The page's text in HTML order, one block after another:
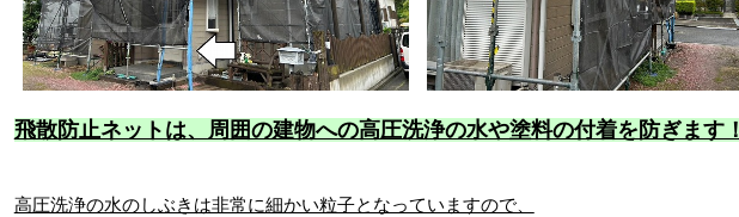
飛散防止ネットは、周囲の建物への高圧洗浄の水や塗料の付着を防ぎます！
高圧洗浄の水のしぶきは非常に細かい粒子となっていますので、